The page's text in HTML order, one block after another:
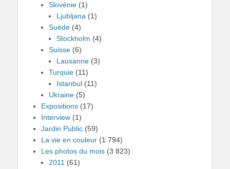
Slovénie (1)
Ljubljana (1)
Suède (4)
Stockholm (4)
Suisse (6)
Lausanne (3)
Turquie (11)
Istanbul (11)
Ukraine (5)
Expositions (17)
Interview (1)
Jardin Public (59)
La vie en couleur (1 794)
Les photos du mois (3 823)
2011 (61)